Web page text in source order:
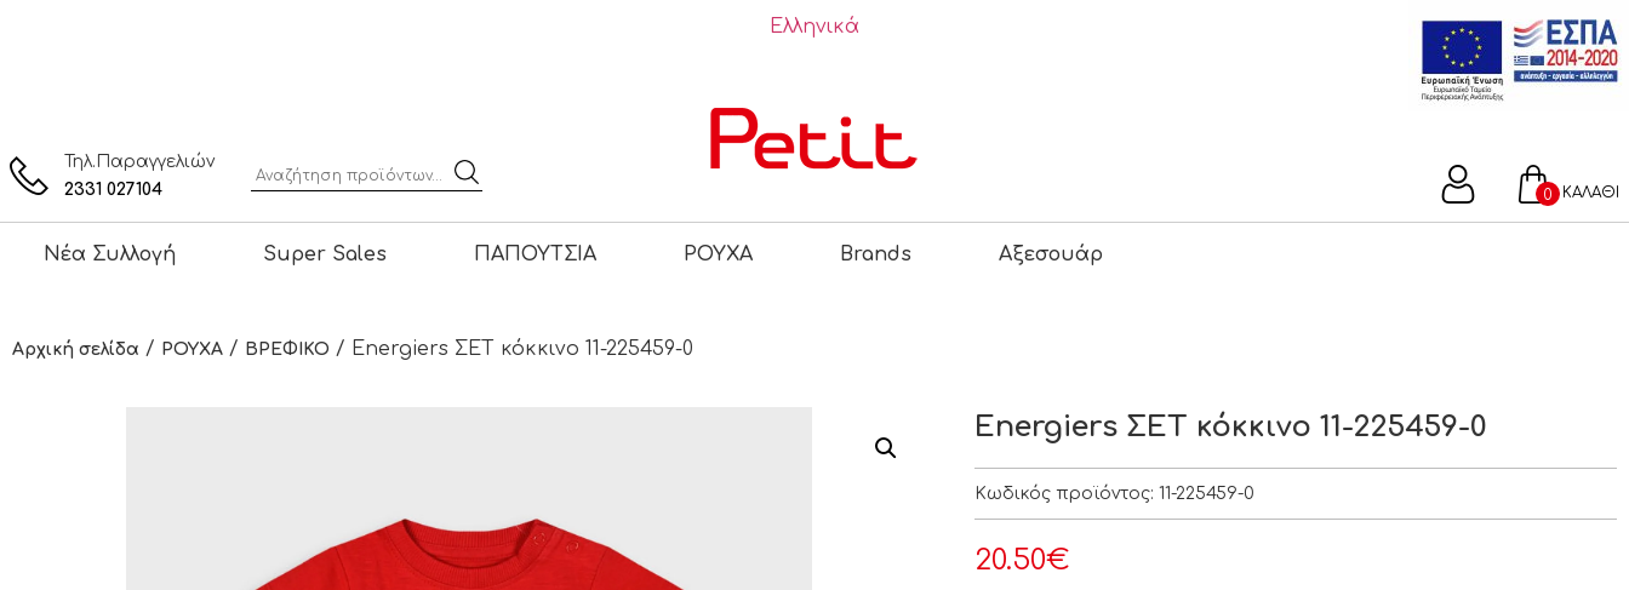
Ελληνικά
Τηλ.Παραγγελιών
2331 027104
ΚΑΛΑΘΙ
0
Νέα Συλλογή Super Sales ΠΑΠΟΥΤΣΙΑ ΡΟΥΧΑ Brands Αξεσουάρ
Αρχική σελίδα / ΡΟΥΧΑ / ΒΡΕΦΙΚΟ / Energiers ΣΕΤ κόκκινο 11-225459-0
Energiers ΣΕΤ κόκκινο 11-225459-0
Κωδικός προϊόντος:11-225459-0
20.50€